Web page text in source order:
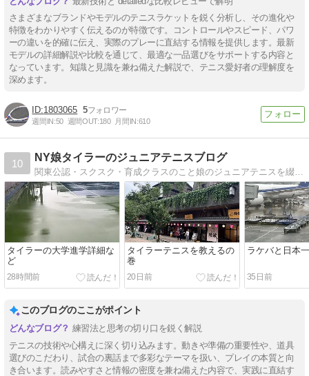
さまざまなブランドやモデルのテニスラケットを鋭く分析し、その進化や
特徴をわかりやすく伝えるのが特徴です。コントロールやスピード、パワ
ーの違いを的確に伝え、実際のプレーに直結する情報を提供します。最新
モデルの詳細解説や比較を通じて、最適な一品選びをサポートする内容と
なっています。知識と見識を兼ね備えた解説で、テニス愛好者の理解度を
深めます。
1803065 5
週間IN:50 週間OUT:180 月間IN:610
10
NY娘タイラーのジュニアテニスブログ
関東公認・スクスク・育成クラスのこと娘のジュニアテニスを綴るママの日記
タイラーの大学進学詳細な
ど
28時間前
タイラーテニスを教えるの
巻
20日前
ラケバと日本
35日前
このブログのここがポイント
練習法と思考の切り口を鋭く解説
テニスの技術や心構えに深く切り込みます。動きや準備の重要性や、道具
選びのこだわり、試合の裏話まで多彩なテーマを扱い、プレイの本質と向
き合います。読みやすさと情報の密度を兼ね備えた内容で、実践に直結す